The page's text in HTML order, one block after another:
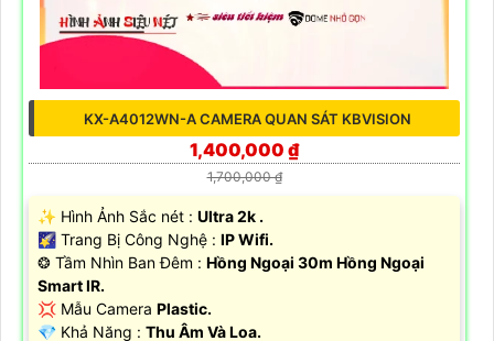
KX-A4012WN-A CAMERA QUAN SÁT KBVISION
1,400,000 ₫
1,700,000 ₫
✨ Hình Ảnh Sắc nét : Ultra 2k .
🌠 Trang Bị Công Nghệ : IP Wifi.
❂ Tầm Nhìn Ban Đêm : Hồng Ngoại 30m Hồng Ngoại
Smart IR.
💢 Mẫu Camera Plastic.
️💎 Khả Năng : Thu Âm Và Loa.